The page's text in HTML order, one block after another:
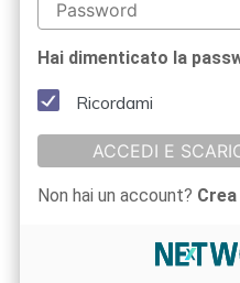
Hai dimenticato la
Ricordami
ACCEDI E
Non hai un account?